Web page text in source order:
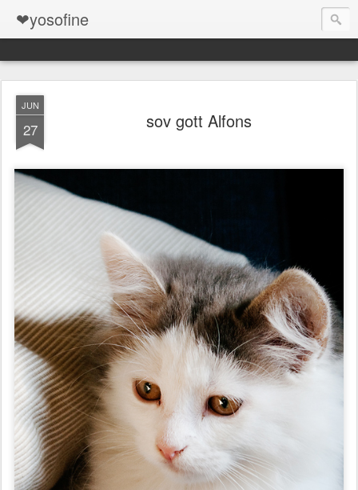
❤yosofine
JUN
27 sov gott Alfons